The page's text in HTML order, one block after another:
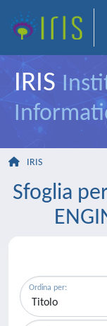
IRIS
IRIS
Sfoglia
Ordina per: